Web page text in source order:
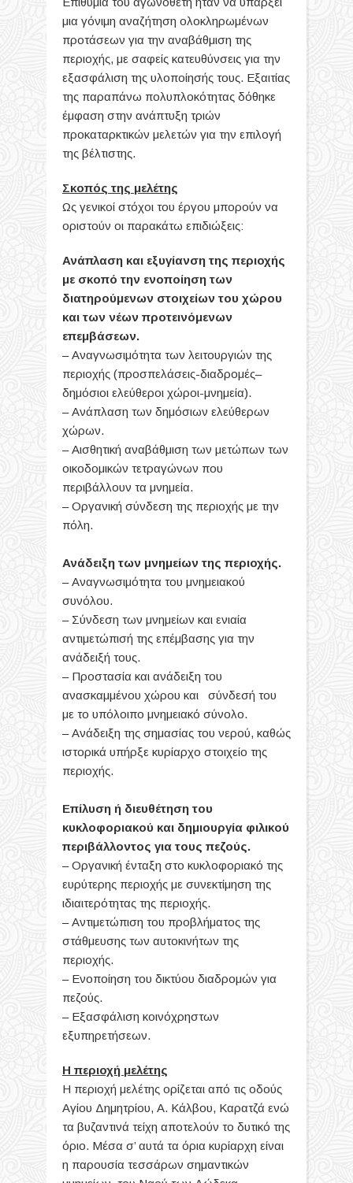
μια γόνιμη αναζήτηση ολοκληρωμένων
προτάσεων για την αναβάθμιση της
περιοχής, με σαφείς κατευθύνσεις για την
εξασφάλιση της υλοποίησής τους. Εξαιτίας
της παραπάνω πολυπλοκότητας δόθηκε
έμφαση στην ανάπτυξη τριών
προκαταρκτικών μελετών για την επιλογή
της βέλτιστης.
Σκοπός της μελέτης
Ως γενικοί στόχοι του έργου μπορούν να
οριστούν οι παρακάτω επιδιώξεις:
Ανάπλαση και εξυγίανση της περιοχής
με σκοπό την ενοποίηση των
διατηρούμενων στοιχείων του χώρου
και των νέων προτεινόμενων
επεμβάσεων.
– Αναγνωσιμότητα των λειτουργιών της
περιοχής (προσπελάσεις-διαδρομές–
δημόσιοι ελεύθεροι χώροι-μνημεία).
–Ανάπλαση των δημόσιων ελεύθερων
χώρων.
–Αισθητική αναβάθμιση των μετώπων των
οικοδομικών τετραγώνων που
περιβάλλουν τα μνημεία.
–Οργανική σύνδεση της περιοχής με την
πόλη.
Ανάδειξη των μνημείων της περιοχής.
–Αναγνωσιμότητα του μνημειακού
συνόλου.
– Σύνδεση των μνημείων και ενιαία
αντιμετώπισή της επέμβασης για την
ανάδειξή τους.
– Προστασία και ανάδειξη του
ανασκαμμένου χώρου και σύνδεσή του
με το υπόλοιπο μνημειακό σύνολο.
–Ανάδειξη της σημασίας του νερού, καθώς
ιστορικά υπήρξε κυρίαρχο στοιχείο της
περιοχής.
Επίλυση ή διευθέτηση του
κυκλοφοριακού και δημιουργία φιλικού
περιβάλλοντος για τους πεζούς.
– Οργανική ένταξη στο κυκλοφοριακό της
ευρύτερης περιοχής με συνεκτίμηση της
ιδιαιτερότητας της περιοχής.
–Αντιμετώπιση του προβλήματος της
στάθμευσης των αυτοκινήτων της
περιοχής.
– Ενοποίηση του δικτύου διαδρομών για
πεζούς.
– Εξασφάλιση κοινόχρηστων
εξυπηρετήσεων.
Η περιοχή μελέτης
Η περιοχή μελέτης ορίζεται από τις οδούς
Αγίου Δημητρίου, Α. Κάλβου, Καρατζά ενώ
τα βυζαντινά τείχη αποτελούν το δυτικό της
όριο. Μέσα σ’ αυτά τα όρια κυρίαρχη είναι
η παρουσία τεσσάρων σημαντικών